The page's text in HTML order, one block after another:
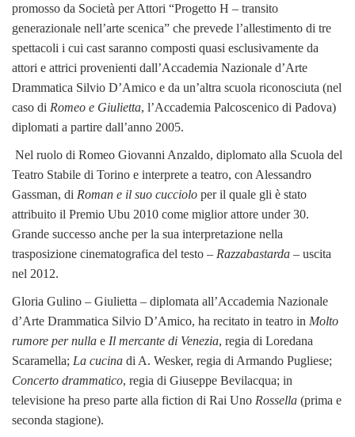
promosso da Società per Attori “Progetto H – transito
generazionale nell’arte scenica” che prevede l’allestimento di tre
spettacoli i cui cast saranno composti quasi esclusivamente da
attori e attrici provenienti dall’Accademia Nazionale d’Arte
Drammatica Silvio D’Amico e da un’altra scuola riconosciuta (nel
caso di Romeo e Giulietta, l’Accademia Palcoscenico di Padova)
diplomati a partire dall’anno 2005.
Nel ruolo di Romeo Giovanni Anzaldo, diplomato alla Scuola del
Teatro Stabile di Torino e interprete a teatro, con Alessandro
Gassman, di Roman e il suo cucciolo per il quale gli è stato
attribuito il Premio Ubu 2010 come miglior attore under 30.
Grande successo anche per la sua interpretazione nella
trasposizione cinematografica del testo – Razzabastarda – uscita
nel 2012.
Gloria Gulino – Giulietta – diplomata all’Accademia Nazionale
d’Arte Drammatica Silvio D’Amico, ha recitato in teatro in Molto
rumore per nulla e Il mercante di Venezia, regia di Loredana
Scaramella; La cucina di A. Wesker, regia di Armando Pugliese;
Concerto drammatico, regia di Giuseppe Bevilacqua; in
televisione ha preso parte alla fiction di Rai Uno Rossella (prima e
seconda stagione).